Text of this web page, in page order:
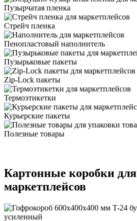
Пузырчатая пленка
Стрейч пленка
Пенопластовый наполнитель
Пузырьковые пакеты
Zip-Lock пакеты
Термоэтикетки
Курьерские пакеты
Полезные товары
Картонные коробки для
маркетплейсов